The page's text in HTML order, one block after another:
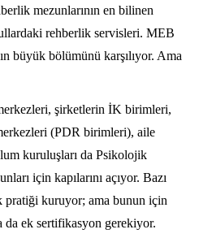
mezunlarının en bilinen
rehberlik servisleri. MEB
büyük bölümünü karşılıyor. Ama
şirketlerin İK birimleri,
(PDR birimleri), aile
kuruluşları da Psikolojik
için kapılarını açıyor. Bazı
pratiği kuruyor; ama bunun için
ek sertifikasyon gerekiyor.